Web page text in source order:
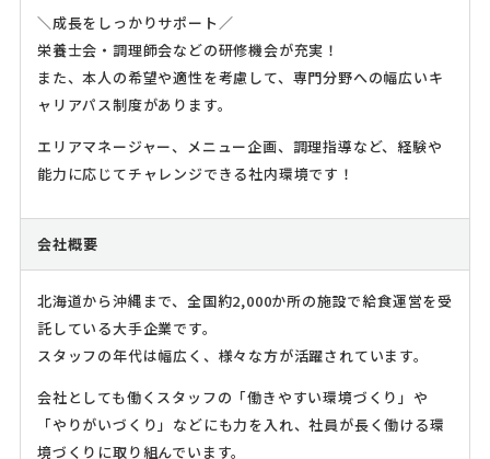
＼成長をしっかりサポート／
栄養士会・調理師会などの研修機会が充実！
また、本人の希望や適性を考慮して、専門分野への幅広いキ
ャリアパス制度があります。
エリアマネージャー、メニュー企画、調理指導など、経験や
能力に応じてチャレンジできる社内環境です！
会社概要
北海道から沖縄まで、全国約2,000か所の施設で給食運営を受
託している大手企業です。
スタッフの年代は幅広く、様々な方が活躍されています。
会社としても働くスタッフの「働きやすい環境づくり」や
「やりがいづくり」などにも力を入れ、社員が長く働ける環
境づくりに取り組んでいます。